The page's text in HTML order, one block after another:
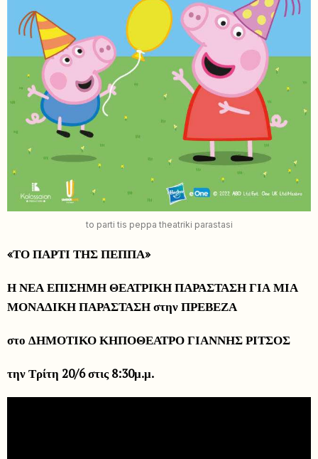
to parti tis peppa theatriki parastasi
«ΤΟ ΠΑΡΤΙ ΤΗΣ ΠΕΠΠΑ»
Η ΝΕΑ ΕΠΙΣΗΜΗ ΘΕΑΤΡΙΚΗ ΠΑΡΑΣΤΑΣΗ ΓΙΑ ΜΙΑ
ΜΟΝΑΔΙΚΗ ΠΑΡΑΣΤΑΣΗ στην ΠΡΕΒΕΖΑ
στο ΔΗΜΟΤΙΚΟ ΚΗΠΟΘΕΑΤΡΟ ΓΙΑΝΝΗΣ ΡΙΤΣΟΣ
την Τρίτη 20/6 στις 8:30μ.μ.